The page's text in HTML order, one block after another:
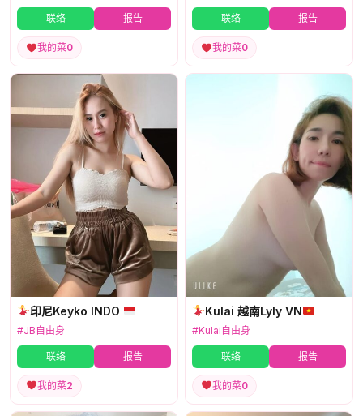
联络 报告
我的菜0
联络 报告
我的菜0
印尼Keyko INDO
#JB自由身
联络 报告
我的菜2
Kulai 越南Lyly VN
#Kulai自由身
联络 报告
我的菜0